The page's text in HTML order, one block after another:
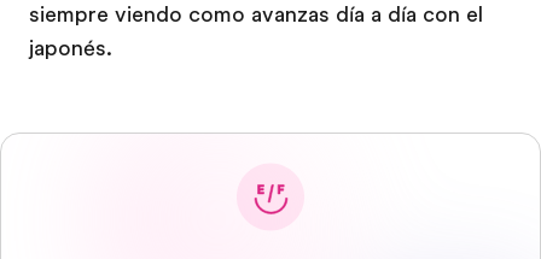
siempre viendo como avanzas día a día con el
japonés.